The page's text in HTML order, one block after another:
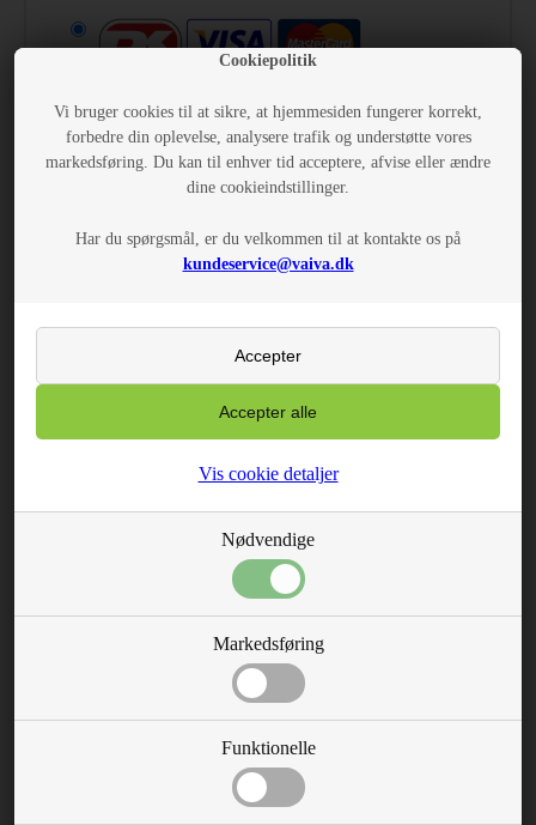
Cookiepolitik
Vi bruger cookies til at sikre, at hjemmesiden fungerer korrekt,
forbedre din oplevelse, analysere trafik og understøtte vores
markedsføring. Du kan til enhver tid acceptere, afvise eller ændre
dine cookieindstillinger.
Har du spørgsmål, er du velkommen til at kontakte os på
kundeservice@vaiva.dk
Nødvendige
Markedsføring
Funktionelle
Vis cookie detaljer
Sikker betaling
DAO Pakkeshop 1-3 hverdage
(39,00 DKK)
DAO Hjemmelevering 1-3 hverdage
GLS Pakkeshop - 1-3 hverdage